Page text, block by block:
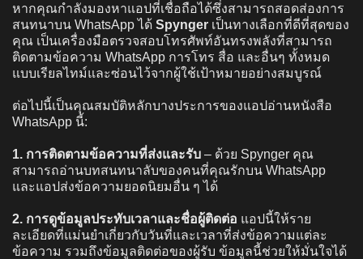
หากคุณกำลังมองหาแอปที่เชื่อถือได้ซึ่งสามารถสอดส่องการ
สนทนาบน WhatsApp ได้ Spynger เป็นทางเลือกที่ดีที่สุดของ
คุณ เป็นเครื่องมือตรวจสอบโทรศัพท์อันทรงพลังที่สามารถ
ติดตามข้อความ WhatsApp การโทร สื่อ และอื่นๆ ทั้งหมด
แบบเรียลไทม์และซ่อนไว้จากผู้ใช้เป้าหมายอย่างสมบูรณ์
ต่อไปนี้เป็นคุณสมบัติหลักบางประการของแอปอ่านหนังสือ
WhatsApp นี้:
1. การติดตามข้อความที่ส่งและรับ – ด้วย Spynger คุณ
สามารถอ่านบทสนทนาลับของคนที่คุณรักบน WhatsApp
และแอปส่งข้อความยอดนิยมอื่น ๆ ได้
2. การดูข้อมูลประทับเวลาและชื่อผู้ติดต่อ แอปนี้ให้ราย
ละเอียดที่แม่นยำเกี่ยวกับวันที่และเวลาที่ส่งข้อความแต่ละ
ข้อความ รวมถึงข้อมูลติดต่อของผู้รับ ข้อมูลนี้ช่วยให้มั่นใจได้